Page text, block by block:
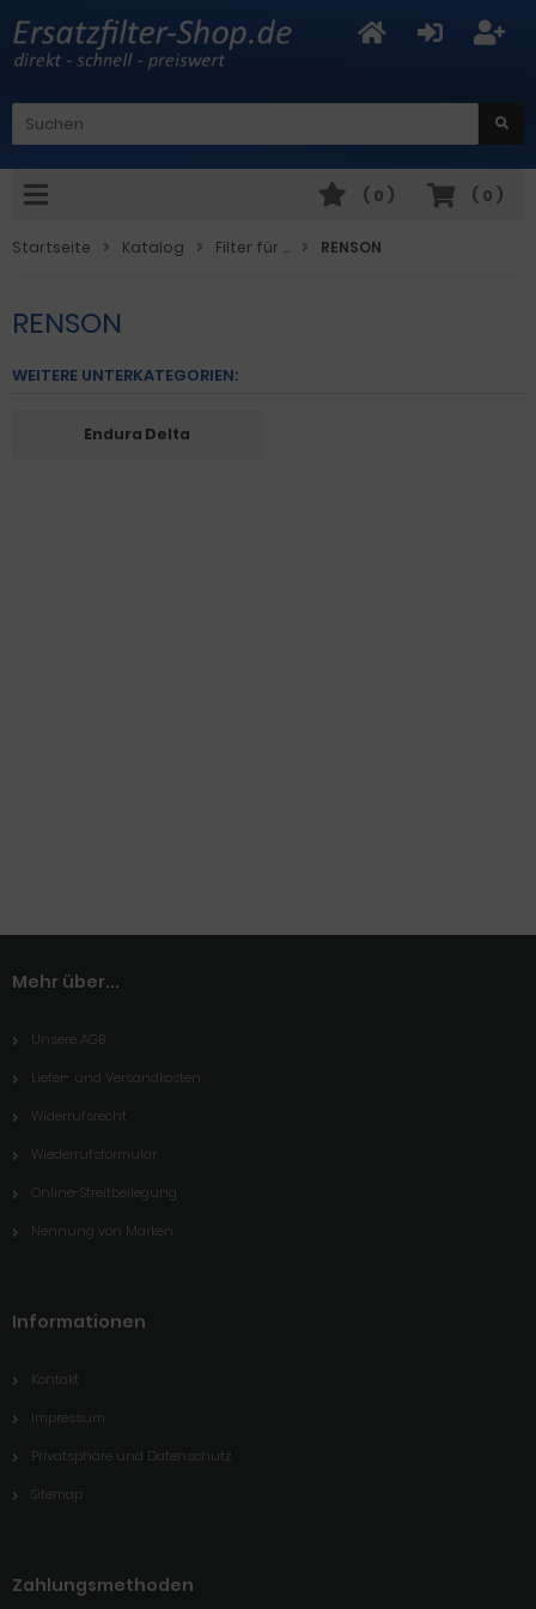
( 0 )
( 0 )
Startseite Katalog Filter für ... RENSON
RENSON
WEITERE UNTERKATEGORIEN:
Endura Delta
Mehr über...
Unsere AGB
Liefer- und Versandkosten
Widerrufsrecht
Wiederrufsformular
Online-Streitbeilegung
Nennung von Marken
Informationen
Kontakt
Impressum
Privatsphäre und Datenschutz
Sitemap
Zahlungsmethoden